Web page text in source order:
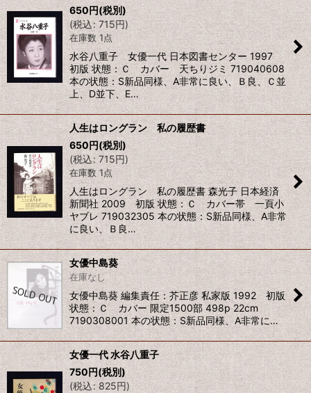
650円(税別)
(税込: 715円)
在庫数 1点
水谷八重子 女優一代 日本図書センター 1997
初版 状態：Ｃ カバー 天ちりジミ 719040608
本の状態：S新品同様、A非常に良い、Ｂ良、Ｃ並
上、D並下、E…
人生はロングラン 私の履歴書
650円(税別)
(税込: 715円)
在庫数 1点
人生はロングラン 私の履歴書 森光子 日本経済
新聞社 2009 初版 状態：Ｃ カバー帯 一頁小
ヤブレ 719032305 本の状態：S新品同様、A非常
に良い、Ｂ良…
女優中島葵
在庫なし
女優中島葵 編集責任：芥正彦 私家版 1992 初版
状態：Ｃ カバー 限定1500部 498p 22cm
7190308001 本の状態：S新品同様、A非常に…
女優一代 水谷八重子
750円(税別)
(税込: 825円)